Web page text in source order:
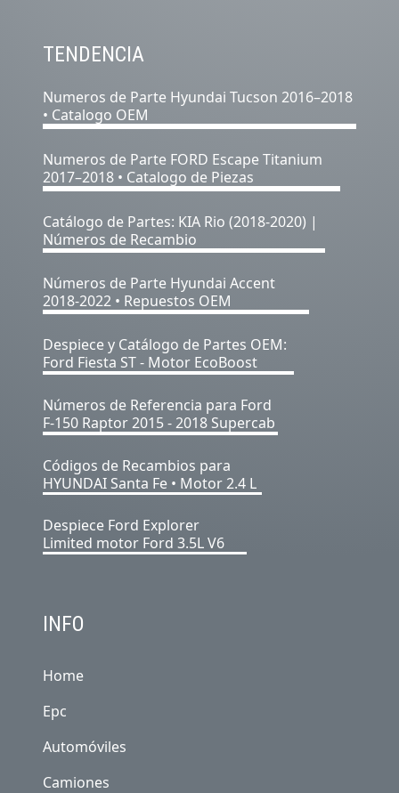
TENDENCIA
Numeros de Parte Hyundai Tucson 2016–2018
• Catalogo OEM
Numeros de Parte FORD Escape Titanium
2017–2018 • Catalogo de Piezas
Catálogo de Partes: KIA Rio (2018-2020) |
Números de Recambio
Números de Parte Hyundai Accent
2018-2022 • Repuestos OEM
Despiece y Catálogo de Partes OEM:
Ford Fiesta ST - Motor EcoBoost
Números de Referencia para Ford
F-150 Raptor 2015 - 2018 Supercab
Códigos de Recambios para
HYUNDAI Santa Fe • Motor 2.4 L
Despiece Ford Explorer
Limited motor Ford 3.5L V6
INFO
Home
Epc
Automóviles
Camiones